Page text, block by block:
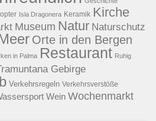
Isla Dragonera Keramik Kirche
Museum Natur Naturschutz
Orte in den Bergen
in Palma Restaurant Ruhig
Gebirge
Verkehrsregeln Verkehrsverstöße
Wein Wochenmarkt